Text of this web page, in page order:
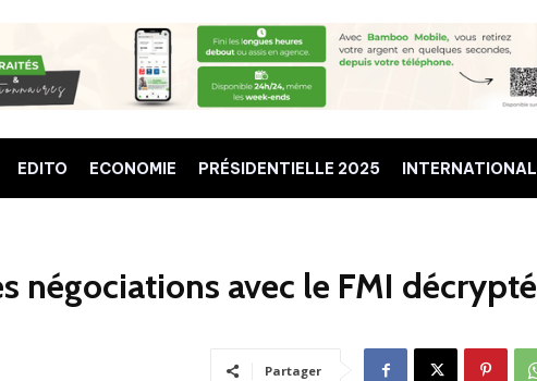
EDITO ECONOMIE PRÉSIDENTIELLE 2025 INTERNATIONAL
négociations avec le FMI décrypté
Partager